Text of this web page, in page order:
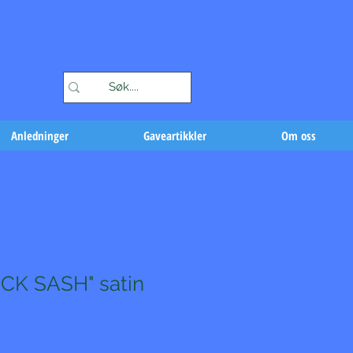
Anledninger Gaveartikkler Om oss
SASH" satin